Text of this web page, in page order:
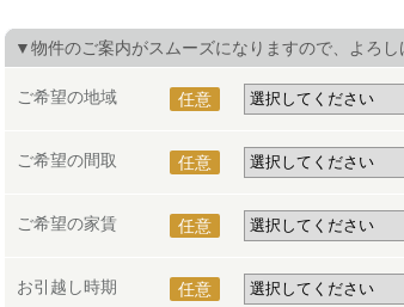
▼物件のご案内がスムーズになりますので、よろ
ご希望の地域 任意
ご希望の間取 任意
ご希望の家賃 任意
お引越し時期 任意